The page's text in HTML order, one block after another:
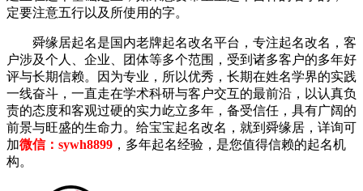
定要注意五行以及所使用的字。
舜缘居起名是国内老牌起名改名平台，专注起名改名，客
户涉及个人、企业、团体等多个范围，受到诸多客户的多年好
评与长期信赖。因为专业，所以优秀，长期在姓名学界的实践
一线奋斗，一直走在学术科研与客户交互的最前沿，以认真负
责的态度和客观过硬的实力屹立多年，备受信任，具有广阔的
前景与旺盛的生命力。给宝宝起名改名，就到舜缘居，详询可
加微信：sywh8899 ，多年起名经验，是您值得信赖的起名机
构。